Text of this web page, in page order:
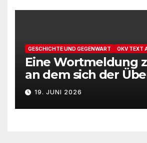
GESCHICHTE UND GEGENWART OKV TEXT
Eine Wortmeldung
an dem sich der
Deutschlands auf die
1941 zum 85. Male
19. JUNI 2026